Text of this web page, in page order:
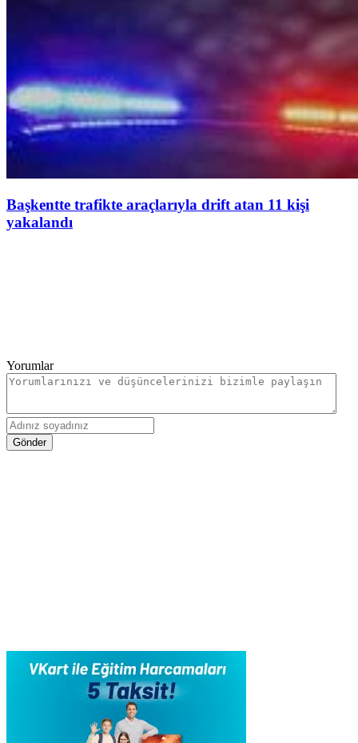
Başkentte trafikte araçlarıyla drift atan 11 kişi
yakalandı
Yorumlar
Gönder